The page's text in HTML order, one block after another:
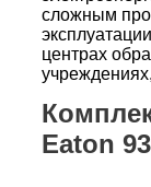
сложным
центрах
Eaton